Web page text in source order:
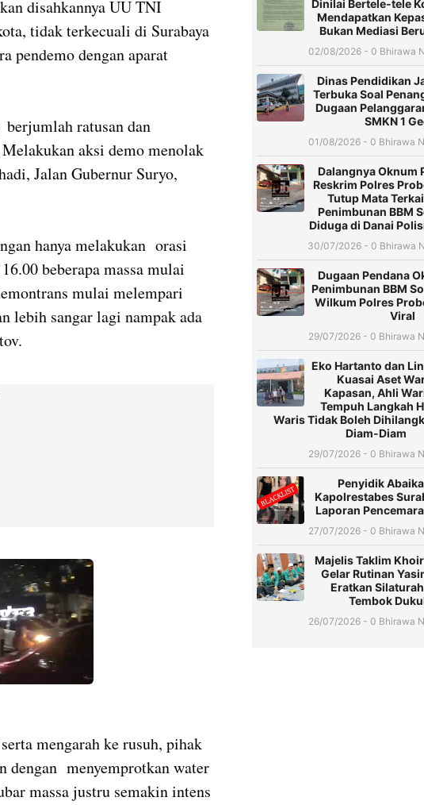
disahkannya UU TNI
tidak terkecuali di Surabaya
pendemo dengan aparat
ratusan dan
aksi demo menolak
Jalan Gubernur Suryo,
hanya melakukan orasi
beberapa massa mulai
mulai melempari
lebih sangar lagi nampak ada
mengarah ke rusuh, pihak
dengan menyemprotkan water
massa justru semakin intens
Dinilai Bertele-tele
Mendapatkan
Bukan Mediasi
02/08/2026 - 0 Bhirawa
Dinas Pendidikan
Terbuka Soal
Dugaan
SMKN 1
01/08/2026 - 0 Bhirawa
Dalangnya Oknum
Reskrim Polres
Tutup Mata
Penimbunan BBM
Diduga di Danai
30/07/2026 - 0 Bhirawa
Dugaan Pendana
Penimbunan BBM
Wilkum Polres
Viral
29/07/2026 - 0 Bhirawa
Eko Hartanto dan
Kuasai Aset
Kapasan, Ahli
Tempuh Langkah
Waris Tidak Boleh
Diam-Diam
29/07/2026 - 0 Bhirawa
Penyidik
Kapolrestabes
Laporan
27/07/2026 - 0 Bhirawa
Majelis Taklim
Gelar Rutinan
Eratkan
Tembok
26/07/2026 - 0 Bhirawa